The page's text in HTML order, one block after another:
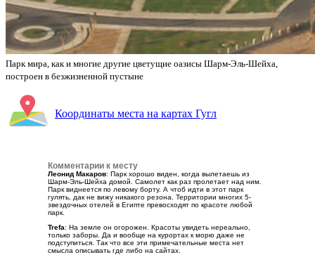
Парк мира, как и многие другие цветущие оазисы Шарм-Эль-Шейха,
построен в безжизненной пустыне
Координаты места на картах Гугл
Комментарии к месту
Леонид Макаров: Парк хорошо виден, когда вылетаешь из
Шарм-Эль-Шейха домой. Самолет как раз пролетает над ним.
Парк виднеется по левому борту. А чтоб идти в этот парк
гулять, дак не вижу никакого резона. Территории многих 5-
звездочных отелей в Египте превосходят по красоте любой
парк.
Trefa: На земле он огорожен. Красоты увидеть нереально,
только заборы. Да и вообще на курортах к морю даже не
подступиться. Так что все эти примечательные места нет
смысла описывать где либо на сайтах.